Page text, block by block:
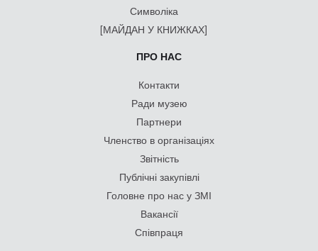
Символіка
[МАЙДАН У КНИЖКАХ]
ПРО НАС
Контакти
Ради музею
Партнери
Членство в організаціях
Звітність
Публічні закупівлі
Головне про нас у ЗМІ
Вакансії
Співпраця